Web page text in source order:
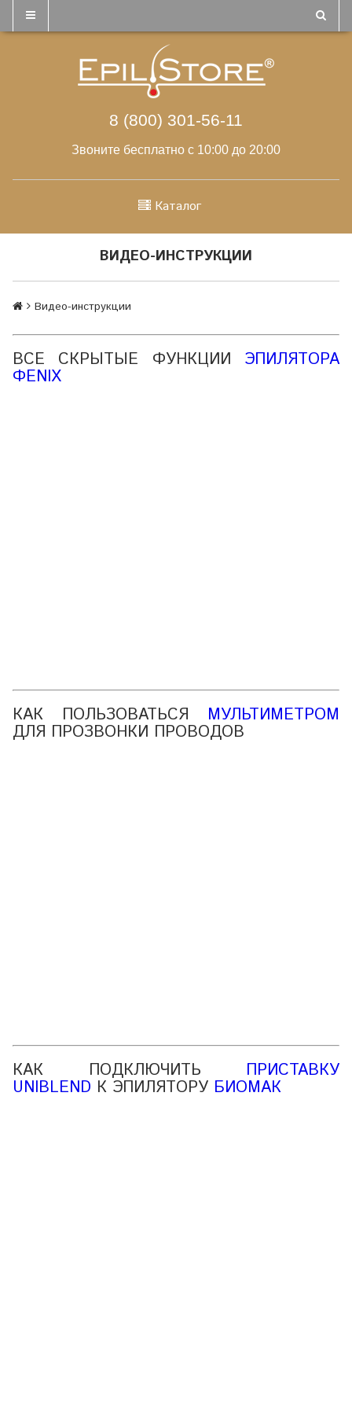
8 (800) 301-56-11
Звоните бесплатно с 10:00 до 20:00
Каталог
ВИДЕО-ИНСТРУКЦИИ
Видео-инструкции
ВСЕ СКРЫТЫЕ ФУНКЦИИ ЭПИЛЯТОРА
ФENIX
КАК ПОЛЬЗОВАТЬСЯ МУЛЬТИМЕТРОМ
ДЛЯ ПРОЗВОНКИ ПРОВОДОВ
КАК ПОДКЛЮЧИТЬ ПРИСТАВКУ
UNIBLEND К ЭПИЛЯТОРУ БИОМАК